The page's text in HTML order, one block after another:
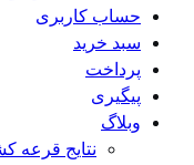
حساب کاربری
سبد خرید
پرداخت
پیگیری
وبلاگ
نتایج قرعه